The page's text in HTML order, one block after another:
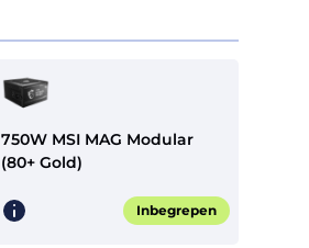
750W MSI MAG Modular
(80+ Gold)
Inbegrepen